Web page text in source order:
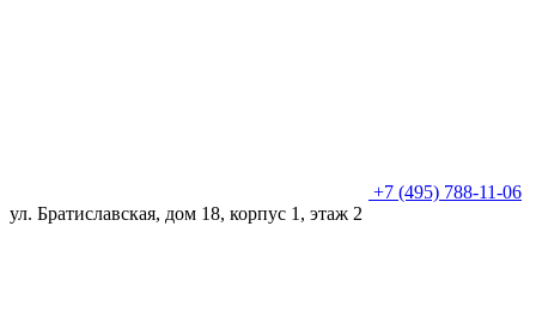
+7 (495) 788-11-06
ул. Братиславская, дом 18, корпус 1, этаж 2